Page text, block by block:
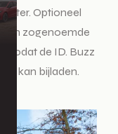
Optioneel
zogenoemde
zodat de ID. Buzz
kan bijladen.